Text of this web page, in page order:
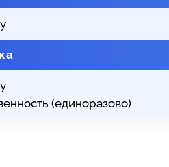
(единоразово)